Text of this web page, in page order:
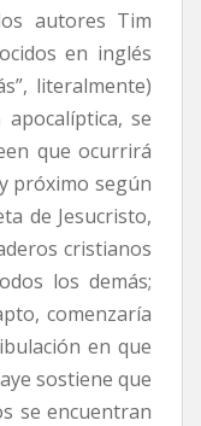
autores Tim
en inglés
literalmente)
se
que ocurrirá
próximo según
de Jesucristo,
cristianos
los demás;
comenzaría
en que
sostiene que
se encuentran